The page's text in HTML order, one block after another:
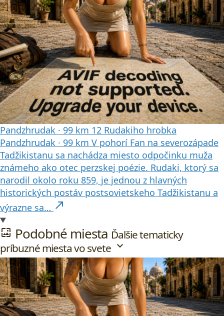
Pandzhrudak · 99 km 12 Rudakiho hrobka
Pandzhrudak · 99 km V pohorí Fan na severozápade
Tadžikistanu sa nachádza miesto odpočinku muža
známeho ako otec perzskej poézie. Rudaki, ktorý sa
narodil okolo roku 859, je jednou z hlavných
historických postáv postsovietskeho Tadžikistanu a
výrazne sa… north_east
wallpaper Podobné miesta Ďalšie tematicky
príbuzné miesta vo svete expand_more